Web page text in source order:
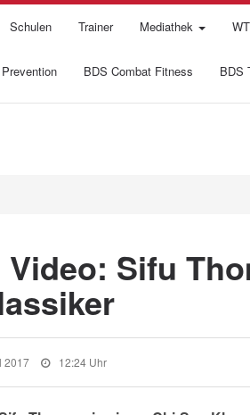
Schulen Trainer Mediathek
BDS Combat Fitness BDS
Video: Sifu
2017 12:24 Uhr